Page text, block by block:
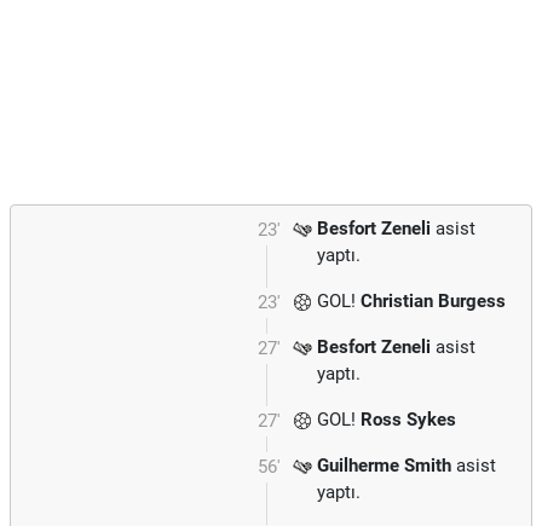
23' Besfort Zeneli asist
yaptı.
23' GOL! Christian Burgess
27' Besfort Zeneli asist
yaptı.
27' GOL! Ross Sykes
56' Guilherme Smith asist
yaptı.